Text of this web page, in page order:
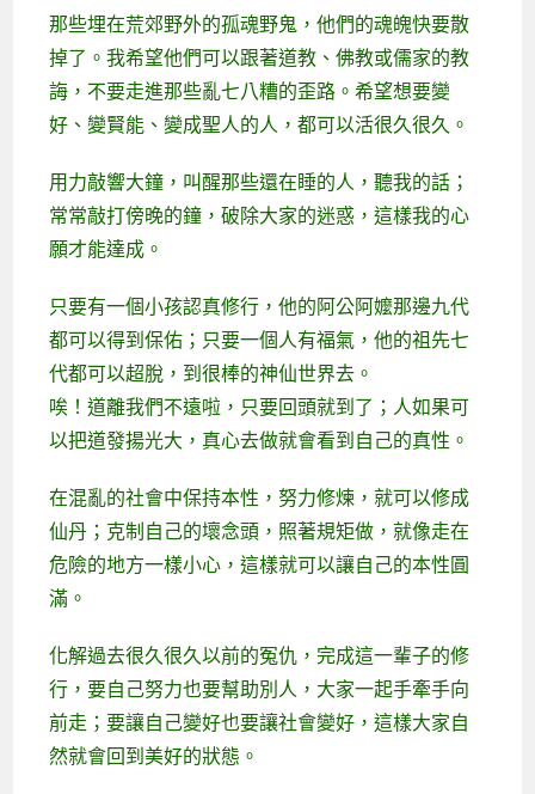
那些埋在荒郊野外的孤魂野鬼，他們的魂魄快要散
掉了。我希望他們可以跟著道教、佛教或儒家的教
誨，不要走進那些亂七八糟的歪路。希望想要變
好、變賢能、變成聖人的人，都可以活很久很久。
用力敲響大鐘，叫醒那些還在睡的人，聽我的話；
常常敲打傍晚的鐘，破除大家的迷惑，這樣我的心
願才能達成。
只要有一個小孩認真修行，他的阿公阿嬤那邊九代
都可以得到保佑；只要一個人有福氣，他的祖先七
代都可以超脫，到很棒的神仙世界去。
唉！道離我們不遠啦，只要回頭就到了；人如果可
以把道發揚光大，真心去做就會看到自己的真性。
在混亂的社會中保持本性，努力修煉，就可以修成
仙丹；克制自己的壞念頭，照著規矩做，就像走在
危險的地方一樣小心，這樣就可以讓自己的本性圓
滿。
化解過去很久很久以前的冤仇，完成這一輩子的修
行，要自己努力也要幫助別人，大家一起手牽手向
前走；要讓自己變好也要讓社會變好，這樣大家自
然就會回到美好的狀態。